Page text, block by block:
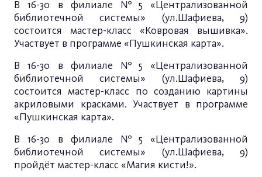
В 16-30 в филиале №5 «Централизованной
библиотечной системы» (ул.Шафиева, 9)
состоится мастер-класс «Ковровая вышивка».
Участвует в программе «Пушкинская карта».
В 16-30 в филиале №5 «Централизованной
библиотечной системы» (ул.Шафиева, 9)
состоится мастер-класс по созданию картины
акриловыми красками. Участвует в программе
«Пушкинская карта».
В 16-30 в филиале №5 «Централизованной
библиотечной системы» (ул.Шафиева, 9)
пройдёт мастер-класс «Магия кисти!».